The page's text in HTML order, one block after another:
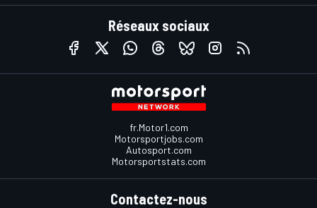
Réseaux sociaux
fr.Motor1.com
Motorsportjobs.com
Autosport.com
Motorsportstats.com
Contactez-nous